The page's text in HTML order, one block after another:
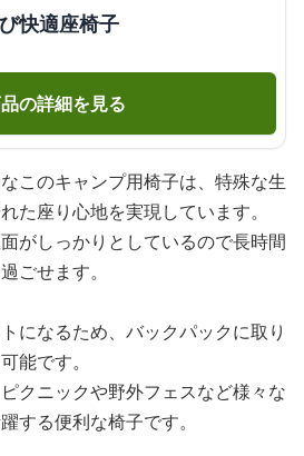
快適座椅子
の詳細を見る
このキャンプ用椅子は、特殊な生
た座り心地を実現しています。
がしっかりとしているので長時間
ごせます。
になるため、バックパックに取り
能です。
クニックや野外フェスなど様々な
する便利な椅子です。